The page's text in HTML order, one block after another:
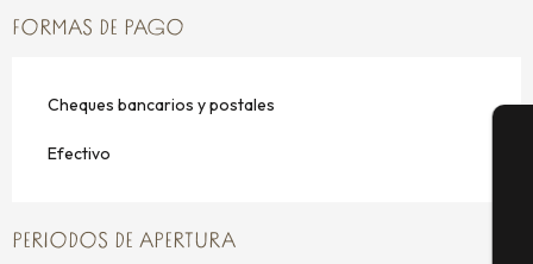
FORMAS DE PAGO
Cheques bancarios y postales
Efectivo
PERIODOS DE APERTURA